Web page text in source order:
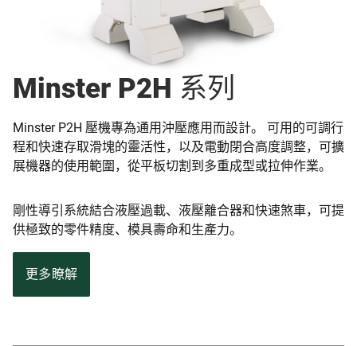
Minster P2H 系列
Minster P2H 壓機專為通用沖壓應用而設計。 可用的可調行
程和快速存取滑塊的靈活性，以及電動閉合高度調整，可擴
展機器的使用範圍，從平板切割到多重成型或拉伸作業。
剛性導引系統結合液壓過載、液壓離合器和快速煞車，可提
供極致的零件精度、模具壽命和生產力。
更多瞭解